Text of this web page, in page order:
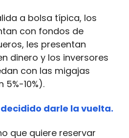
a bolsa típica, los
con fondos de
les presentan
dinero y los inversores
con las migajas
10%).
decidido darle la vuelta.
que quiere reservar